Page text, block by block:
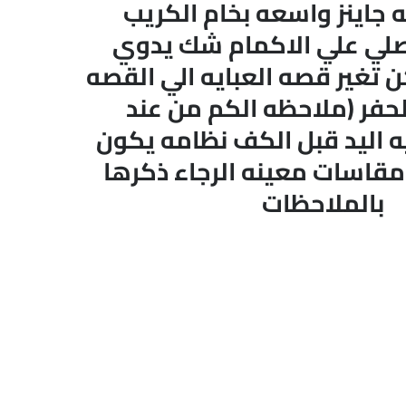
جاينز واسعه بخام الكريب
علي الاكمام شك يدوي
قصه العبايه الي القصه
(ملاحظه الكم من عند
اليد قبل الكف نظامه يكون
معينه الرجاء ذكرها
بالملاحظات